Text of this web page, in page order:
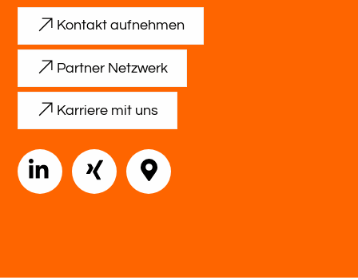
Kontakt aufnehmen
Partner Netzwerk
Karriere mit uns